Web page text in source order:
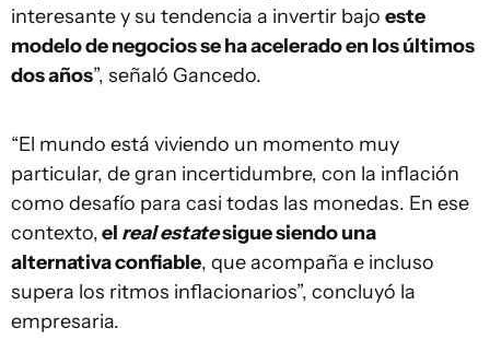
interesante y su tendencia a invertir bajo este
modelo de negocios se ha acelerado en los últimos
dos años”, señaló Gancedo.
“El mundo está viviendo un momento muy
particular, de gran incertidumbre, con la inflación
como desafío para casi todas las monedas. En ese
contexto,el real estatesigue siendo una
alternativa confiable, que acompaña e incluso
supera los ritmos inflacionarios”, concluyó la
empresaria.